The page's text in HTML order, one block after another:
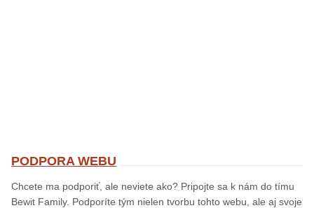
PODPORA WEBU
Chcete ma podporiť, ale neviete ako? Pripojte sa k nám do tímu
Bewit Family. Podporíte tým nielen tvorbu tohto webu, ale aj svoje